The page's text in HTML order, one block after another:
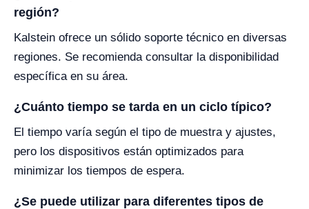
región?
Kalstein ofrece un sólido soporte técnico en diversas
regiones. Se recomienda consultar la disponibilidad
específica en su área.
¿Cuánto tiempo se tarda en un ciclo típico?
El tiempo varía según el tipo de muestra y ajustes,
pero los dispositivos están optimizados para
minimizar los tiempos de espera.
¿Se puede utilizar para diferentes tipos de